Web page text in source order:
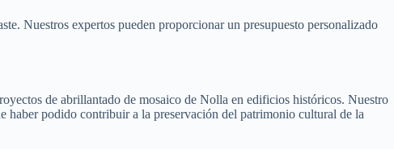
Nuestros expertos pueden proporcionar un presupuesto personalizado
de abrillantado de mosaico de Nolla en edificios históricos. Nuestro
haber podido contribuir a la preservación del patrimonio cultural de la